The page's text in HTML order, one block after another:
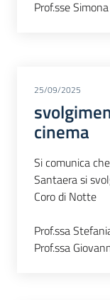
Prof.sse
25/09/2025
cinema
Si comunica
Santaera si
Coro di Notte
Prof.ssa
Prof.ssa